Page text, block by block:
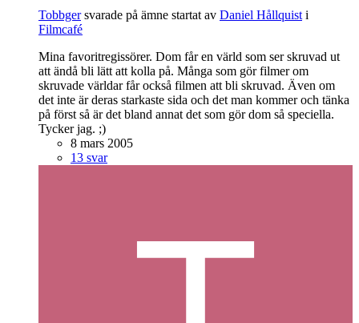
Tobbgersvarade på ämne startat av Daniel Hållquist i
Filmcafé
Mina favoritregissörer. Dom får en värld som ser skruvad ut
att ändå bli lätt att kolla på. Många som gör filmer om
skruvade världar får också filmen att bli skruvad. Även om
det inte är deras starkaste sida och det man kommer och tänka
på först så är det bland annat det som gör dom så speciella.
Tycker jag. ;)
8 mars 2005
13 svar